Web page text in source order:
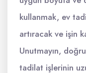
kullanmak, ev
artıracak ve işin
Unutmayın,
tadilat işlerinin